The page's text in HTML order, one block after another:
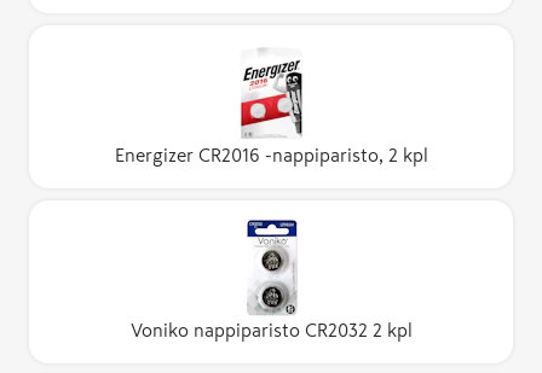
Energizer CR2016 -nappiparisto, 2 kpl
Voniko nappiparisto CR2032 2 kpl